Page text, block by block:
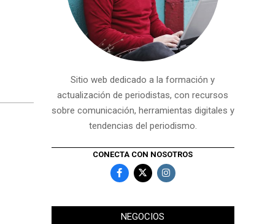
Sitio web dedicado a la formación y
actualización de periodistas, con recursos
sobre comunicación, herramientas digitales y
tendencias del periodismo.
CONECTA CON NOSOTROS
NEGOCIOS